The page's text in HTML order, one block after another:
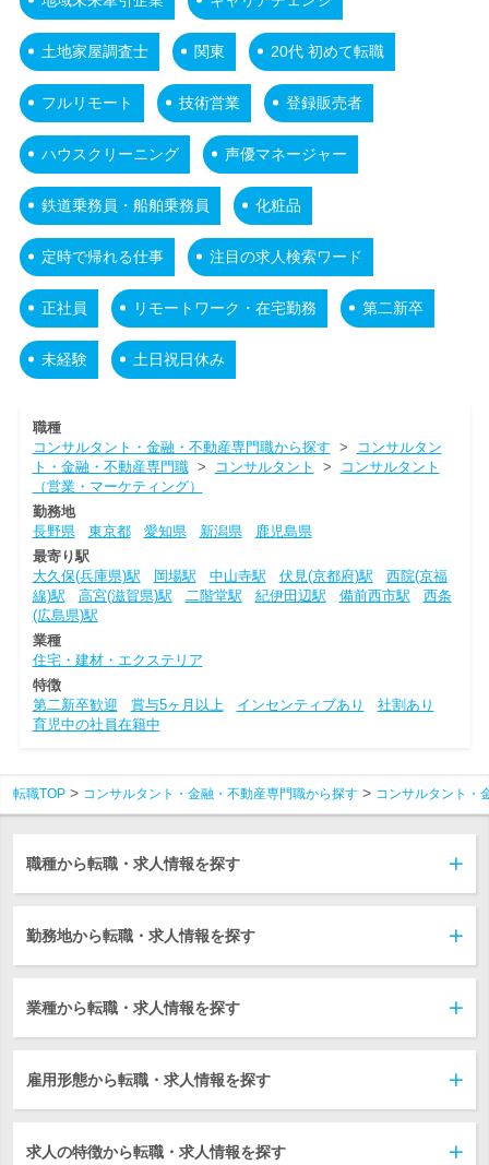
土地家屋調査士 関東 20代 初めて転職
フルリモート 技術営業 登録販売者
ハウスクリーニング 声優マネージャー
鉄道乗務員・船舶乗務員 化粧品
定時で帰れる仕事 注目の求人検索ワード
正社員 リモートワーク・在宅勤務 第二新卒
未経験 土日祝日休み
職種
コンサルタント・金融・不動産専門職から探す >
コンサルタン
ト・金融・不動産専門職> コンサルタント >
コンサルタント
（営業・マーケティング）
勤務地
長野県
東京都 愛知県 新潟県
鹿児島県
最寄り駅
大久保(兵庫県)駅
岡場駅 中山寺駅 伏見(京都府)駅
西院(京福
線)駅
高宮(滋賀県)駅 二階堂駅 紀伊田辺駅 備前西市駅
西条
(広島県)駅
業種
住宅・建材・エクステリア
特徴
第二新卒歓迎
賞与5ヶ月以上 インセンティブあり
社割あり
育児中の社員在籍中
転職TOP コンサルタント・金融・不動産専門職から探す コンサルタント・
職種から転職・求人情報を探す
勤務地から転職・求人情報を探す
業種から転職・求人情報を探す
雇用形態から転職・求人情報を探す
求人の特徴から転職・求人情報を探す